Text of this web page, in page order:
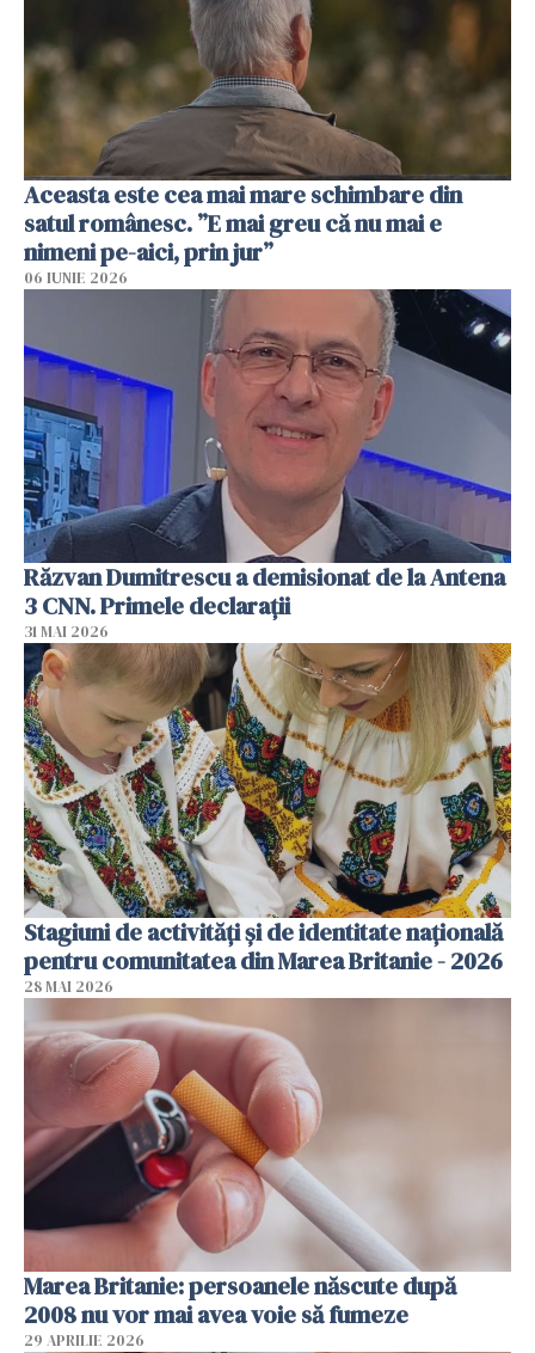
Aceasta este cea mai mare schimbare din
satul românesc. ”E mai greu că nu mai e
nimeni pe-aici, prin jur”
06 IUNIE 2026
Răzvan Dumitrescu a demisionat de la Antena
3 CNN. Primele declarații
31 MAI 2026
Stagiuni de activități și de identitate națională
pentru comunitatea din Marea Britanie - 2026
28 MAI 2026
Marea Britanie: persoanele născute după
2008 nu vor mai avea voie să fumeze
29 APRILIE 2026